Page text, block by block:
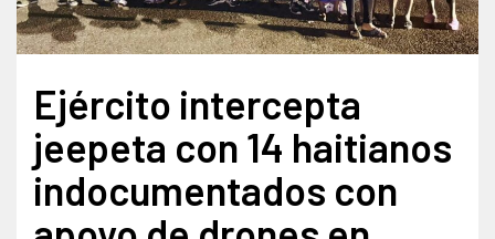
Ejército intercepta
jeepeta con 14 haitianos
indocumentados con